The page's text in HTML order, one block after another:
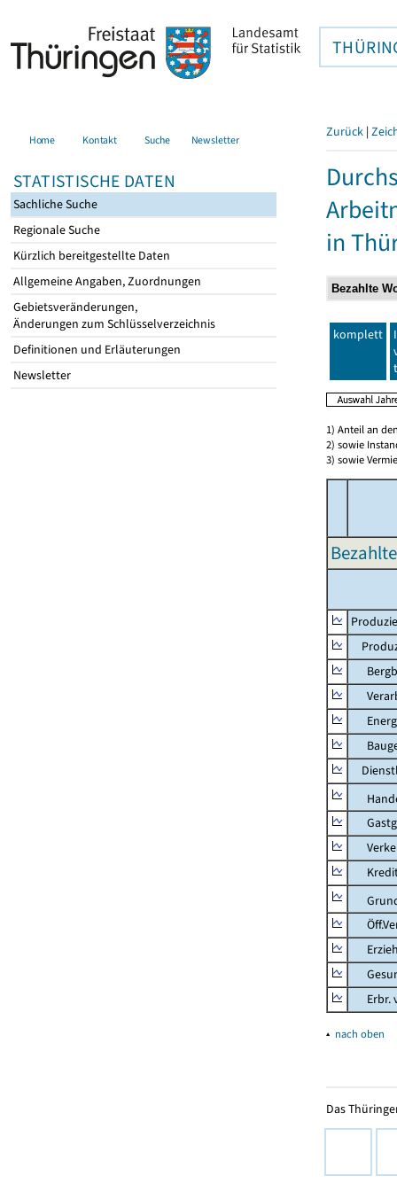
Home Kontakt Suche Newsletter
STATISTISCHE DATEN
Sachliche Suche
Regionale Suche
Kürzlich bereitgestellte Daten
Allgemeine Angaben, Zuordnungen
Gebietsveränderungen,
Änderungen zum Schlüsselverzeichnis
Definitionen und Erläuterungen
Newsletter
Zurück |
in
komplett
1) Anteil an
2) sowie
3) sowie
Erbr.
▴ nach oben
Das